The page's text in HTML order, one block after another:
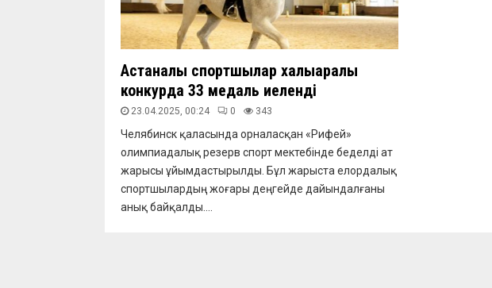
Астаналық спортшылар халықаралық
конкурда 33 медаль иеленді
23.04.2025, 00:24 0 343
Челябинск қаласында орналасқан «Рифей»
олимпиадалық резерв спорт мектебінде беделді ат
жарысы ұйымдастырылды. Бұл жарыста елордалық
спортшылардың жоғары деңгейде дайындалғаны
анық байқалды....